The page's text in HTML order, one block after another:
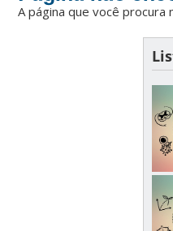
A página que você procura